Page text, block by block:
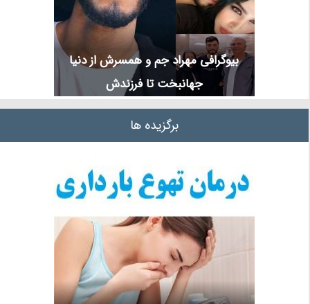
بیوگرافی مهراد جم و همسرش از دنیا
جهانبخت تا فرزندش
برگزیده ها